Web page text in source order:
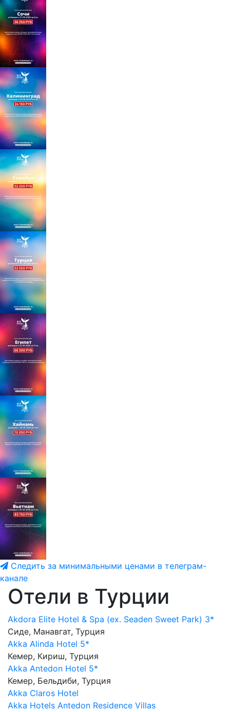
Следить за минимальными ценами в телеграм-
канале
Отели в Турции
Akdora Elite Hotel & Spa (ex. Seaden Sweet Park) 3*
Сиде, Манавгат, Турция
Akka Alinda Hotel 5*
Кемер, Кириш, Турция
Akka Antedon Hotel 5*
Кемер, Бельдиби, Турция
Akka Claros Hotel
Akka Hotels Antedon Residence Villas